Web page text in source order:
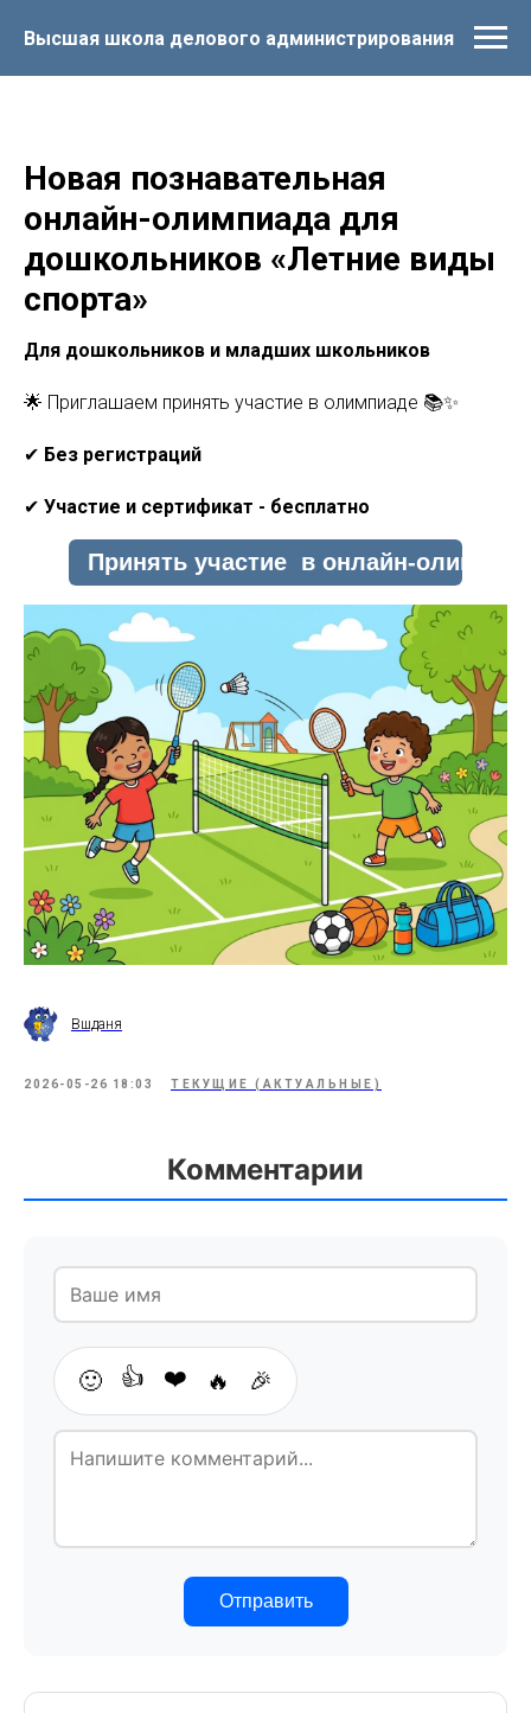
Высшая школа делового администрирования
Новая познавательная
онлайн-олимпиада для
дошкольников «Летние виды
спорта»
Для дошкольников и младших школьников
🌟 Приглашаем принять участие в олимпиаде 📚✨
✔ Без регистраций
✔ Участие и сертификат - бесплатно
Вшданя
2026-05-26 18:03 ТЕКУЩИЕ (АКТУАЛЬНЫЕ)
Комментарии
🙂 👍 ❤️ 🔥 🎉
Отправить